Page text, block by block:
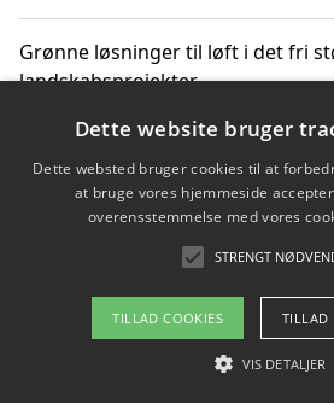
Grønne løsninger til løft i det fri
landskabsprojekter
Gør haven til et frirum for familien
Copyright 2026 -
Om / kontakt
Blog
Dette website bruger
Dette websted bruger cookies til at
at bruge vores hjemmeside
overensstemmelse med vores
STRENGT
TILLAD COOKIES TILLAD
VIS DETALJER